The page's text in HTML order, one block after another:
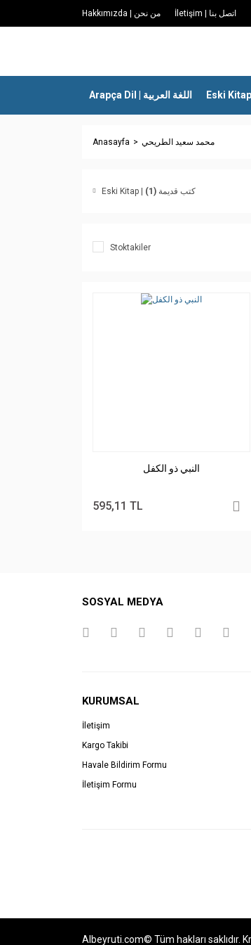
Hakkımızda | من نحن İletişim | اتصل بنا
Arapça Dil | اللغة العربية
Anasayfa محمد سعيد الطريحي
Eski Kitap | كتب قديمة (1)
Stoktakiler
النبي ذو الكفل
595,11 TL
SOSYAL MEDYA
KURUMSAL
İletişim
Kargo Takibi
Havale Bildirim Formu
İletişim Formu
Albeyruti.com© Tüm hakları saklıdır.